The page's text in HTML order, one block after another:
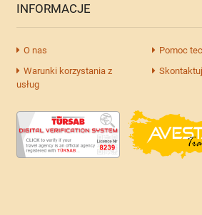
INFORMACJE
O nas
Pomoc
Warunki korzystania z
usług